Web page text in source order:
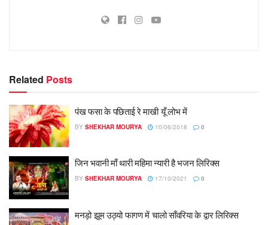
Related Posts
पंख फसा के पछिताई रे माखी यूँ लोभ में
BY SHEKHAR MOURYA 10/06/2018 0
जिन भवानी माँ थारी महिमा न्यारी है भजन लिरिक्स
BY SHEKHAR MOURYA 17/10/2021 0
मनड़ो झूम उठ्यो फागण में चालो साँवरिया के द्वार लिरिक्स